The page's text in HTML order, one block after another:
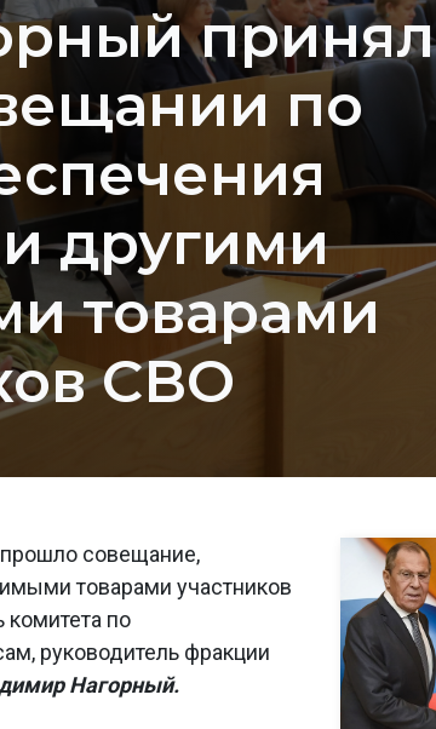
принял
по
другими
товарами
СВО
совещание,
товарами участников
комитета по
руководитель фракции
Нагорный.